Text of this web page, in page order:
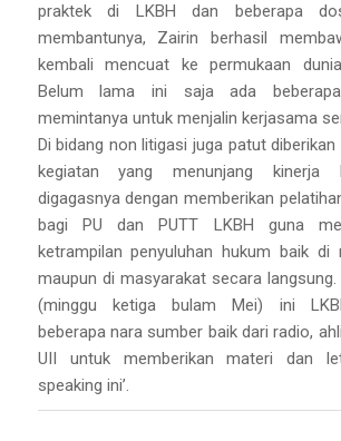
praktek di LKBH dan beberapa
membantunya, Zairin berhasil
kembali mencuat ke permukaan
Belum lama ini saja ada
memintanya untuk menjalin kerjasama
Di bidang non litigasi juga patut
kegiatan yang menunjang kinerja
digagasnya dengan memberikan
bagi PU dan PUTT LKBH guna
ketrampilan penyuluhan hukum baik di
maupun di masyarakat secara
(minggu ketiga bulam Mei) ini
beberapa nara sumber baik dari radio,
UII untuk memberikan materi dan
speaking ini’.